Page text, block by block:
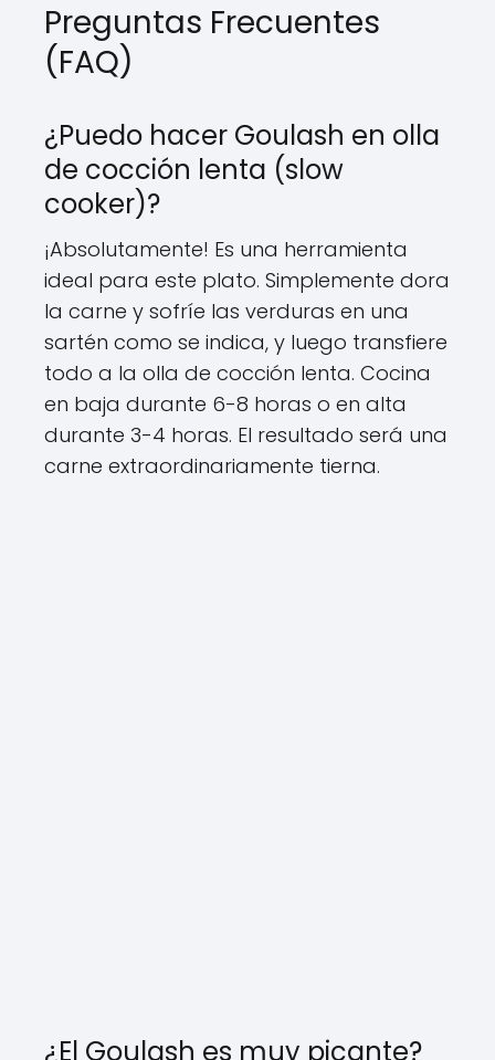
Preguntas Frecuentes
(FAQ)
¿Puedo hacer Goulash en olla
de cocción lenta (slow
cooker)?
¡Absolutamente! Es una herramienta
ideal para este plato. Simplemente dora
la carne y sofríe las verduras en una
sartén como se indica, y luego transfiere
todo a la olla de cocción lenta. Cocina
en baja durante 6-8 horas o en alta
durante 3-4 horas. El resultado será una
carne extraordinariamente tierna.
¿El Goulash es muy picante?